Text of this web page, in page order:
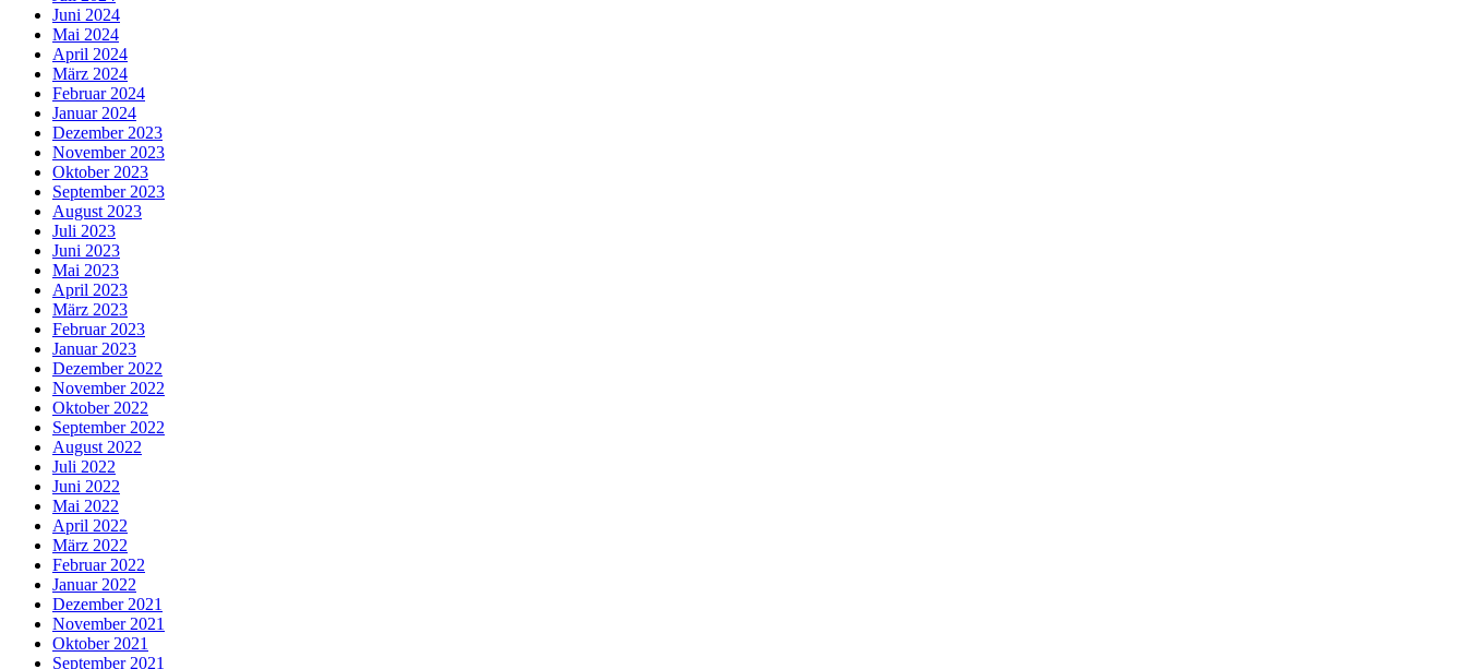
Juni 2024
Mai 2024
April 2024
März 2024
Februar 2024
Januar 2024
Dezember 2023
November 2023
Oktober 2023
September 2023
August 2023
Juli 2023
Juni 2023
Mai 2023
April 2023
März 2023
Februar 2023
Januar 2023
Dezember 2022
November 2022
Oktober 2022
September 2022
August 2022
Juli 2022
Juni 2022
Mai 2022
April 2022
März 2022
Februar 2022
Januar 2022
Dezember 2021
November 2021
Oktober 2021
September 2021